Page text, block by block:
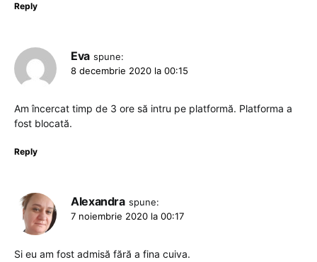
Reply
Eva spune:
8 decembrie 2020 la 00:15
Am încercat timp de 3 ore să intru pe platformă. Platforma a
fost blocată.
Reply
Alexandra spune:
7 noiembrie 2020 la 00:17
Si eu am fost admisă fără a fina cuiva.